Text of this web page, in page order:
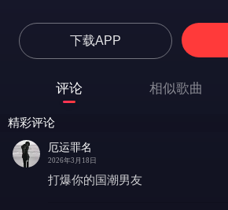
下载APP
评论 相似歌曲
精彩评论
厄运罪名
2026年3月18日
打爆你的国潮男友